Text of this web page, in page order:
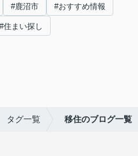
#鹿沼市 #おすすめ情報
#住まい探し
タグ一覧 移住のブログ一覧